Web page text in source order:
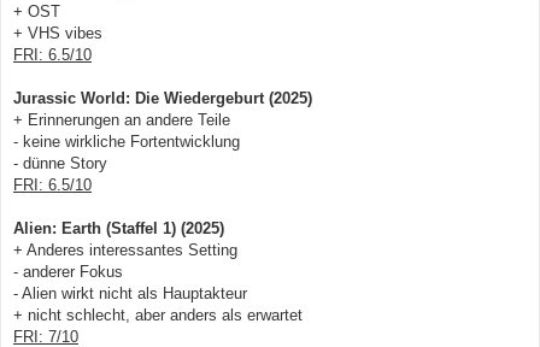
i
t
a
+ OST
+ VHS vibes
FRI: 6.5/10
Jurassic World: Die Wiedergeburt (2025)
+ Erinnerungen an andere Teile
- keine wirkliche Fortentwicklung
- dünne Story
FRI: 6.5/10
Alien: Earth (Staffel 1) (2025)
+ Anderes interessantes Setting
- anderer Fokus
- Alien wirkt nicht als Hauptakteur
+ nicht schlecht, aber anders als erwartet
FRI: 7/10